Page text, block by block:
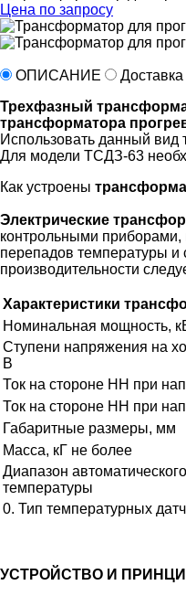
Цена по запросу
ОПИСАНИЕ
Трехфазный
трансформатора
Использовать данный вид
Для модели ТСДЗ-63
Как устроены
Электрические
контрольными приборами,
перепадов температуры и
производительности
Характеристики
Номинальная мощность,
Ступени напряжения на
В
Ток на стороне НН при
Ток на стороне НН при
Габаритные размеры, мм
Масса, кГ не более
Диапазон
температуры
0. Тип температурных
УСТРОЙСТВО И